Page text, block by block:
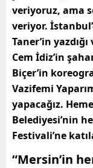
veriyoruz, ama
veriyor.
Taner’in
Cem İdiz’in
Biçer’in
Vazifemi
yapacağız.
Belediyesi’nin
Festivali’ne
“Mersin’in